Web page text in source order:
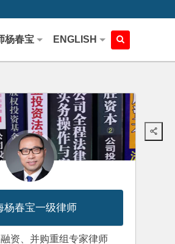
杨春宝 ENGLISH
杨春宝一级律师
资、并购重组专家律师